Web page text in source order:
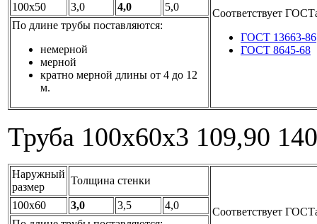
Соответствует
ГОСТ 13663-86
ГОСТ 8645-68
100x50 3,0 4,0
5,0
По длине трубы поставляются:
немерной
мерной
кратно мерной длины от 4 до 12
м.
Труба 100x60x3 109,90
Наружный
размер
Толщина стенки
Соответствует
100x60 3,0 3,5
4,0